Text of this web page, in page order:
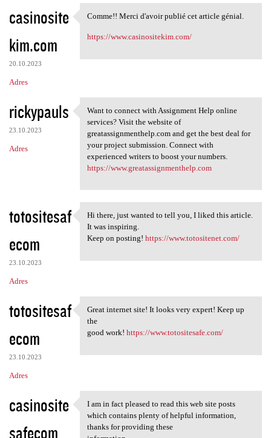
casinosite
kim.com
20.10.2023
Adres
Comme!! Merci d'avoir publié
Comme!! Merci d'avoir publié cet article génial.
https://www.casinositekim.com/
rickypauls
23.10.2023
Adres
Want to connect with
Want to connect with Assignment Help online
services? Visit the website of
greatassignmenthelp.com and get the best deal for
your project submission. Connect with
experienced writers to boost your numbers.
https://www.greatassignmenthelp.com
totositesaf
ecom
23.10.2023
Adres
Hi there, just wanted to tell
Hi there, just wanted to tell you, I liked this article.
It was inspiring.
Keep on posting! https://www.totositenet.com/
totositesaf
ecom
23.10.2023
Adres
Great internet site! It looks
Great internet site! It looks very expert! Keep up
the
good work! https://www.totositesafe.com/
casinosite
safecom
I am in fact pleased to read
I am in fact pleased to read this web site posts
which contains plenty of helpful information,
thanks for providing these